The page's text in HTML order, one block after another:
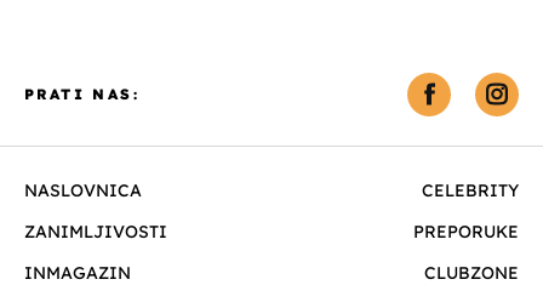
NASLOVNICA
CELEBRITY
ZANIMLJIVOSTI
PREPORUKE
INMAGAZIN
CLUBZONE
PRATI NAS: